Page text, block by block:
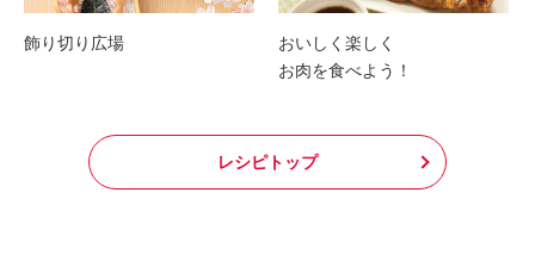
飾り切り広場
おいしく楽しく
お肉を食べよう！
レシピトップ